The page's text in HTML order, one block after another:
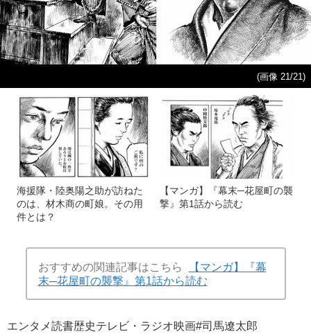
(画像 21/21)
海援隊・陸奥陽之助が訪ねた
のは、材木商の町娘。その用
件とは？
【マンガ】『幕末─花屋町の襲
撃』第1話から読む
おすすめの関連記事はこちら
【マンガ】『幕
末─花屋町の襲撃』第1話から読む
エンタメ読書歴史テレビ・ラジオ映画#司馬遼太郎